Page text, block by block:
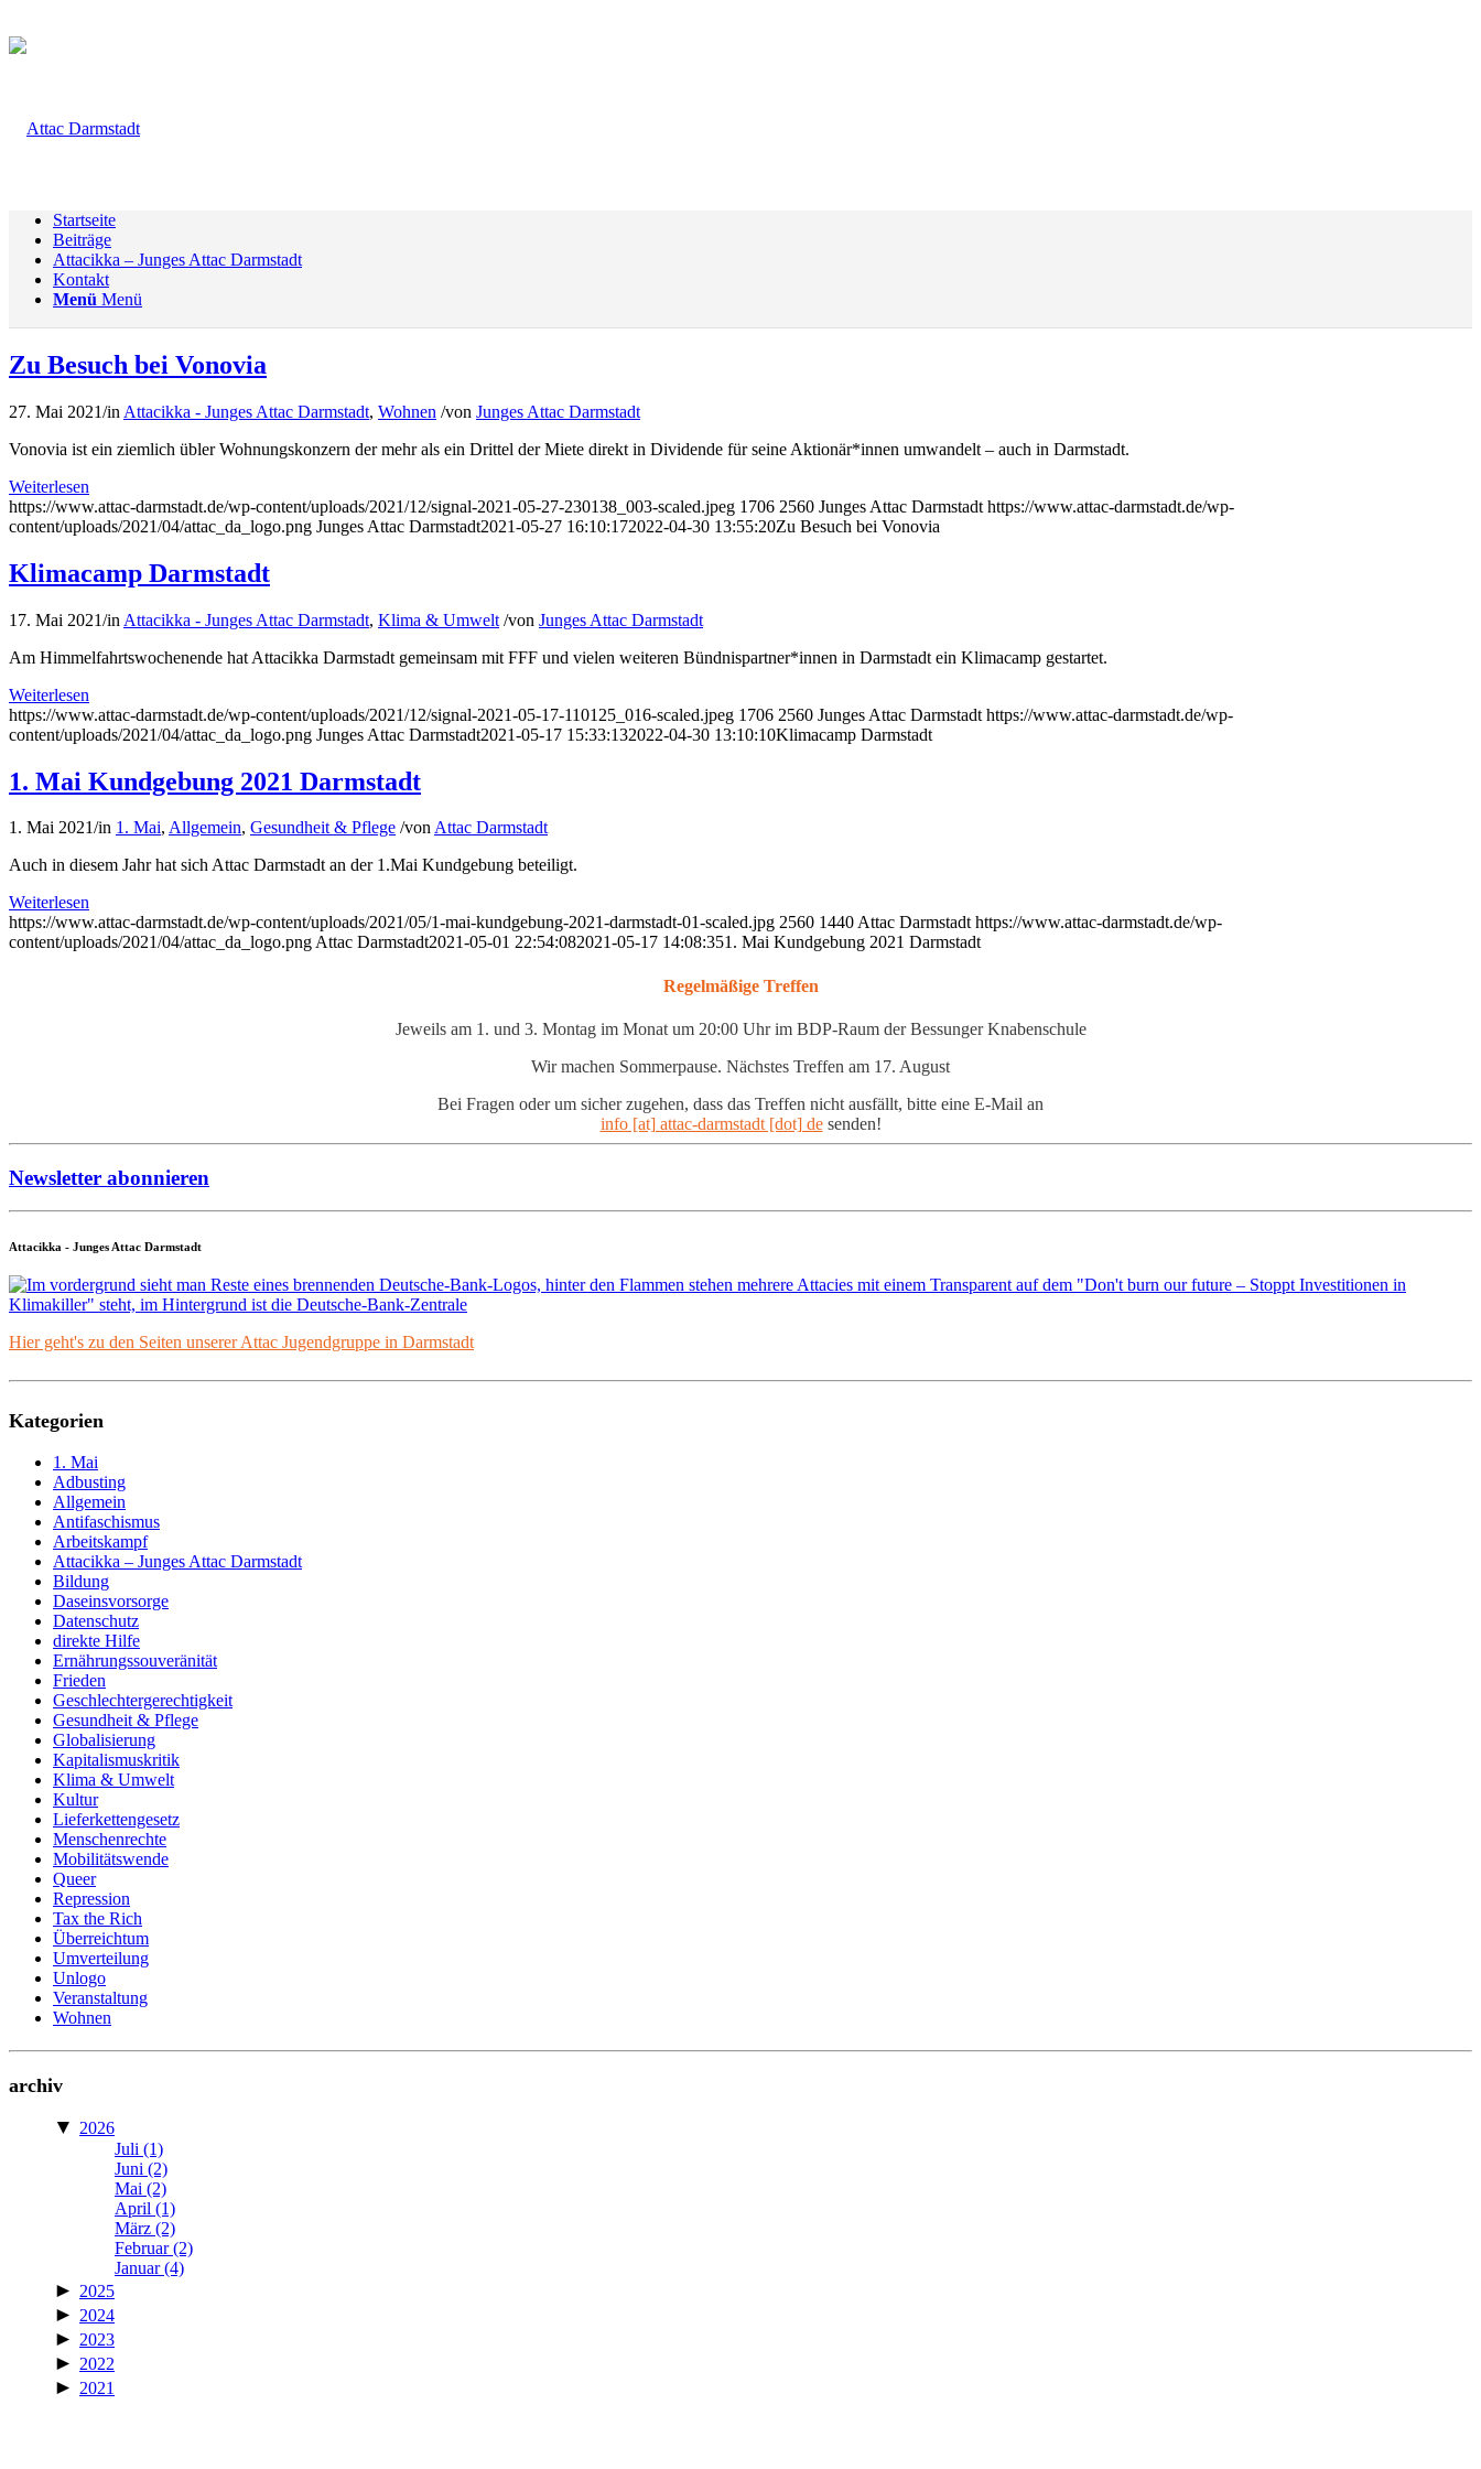
Startseite
Beiträge
Attacikka – Junges Attac Darmstadt
Kontakt
Menü Menü
Zu Besuch bei Vonovia
27. Mai 2021/in Attacikka - Junges Attac Darmstadt, Wohnen /von Junges Attac Darmstadt
Vonovia ist ein ziemlich übler Wohnungskonzern der mehr als ein Drittel der Miete direkt in Dividende für seine Aktionär*innen umwandelt – auch in Darmstadt.
Weiterlesen
https://www.attac-darmstadt.de/wp-content/uploads/2021/12/signal-2021-05-27-230138_003-scaled.jpeg 1706 2560 Junges Attac Darmstadt https://www.attac-darmstadt.de/wp-
content/uploads/2021/04/attac_da_logo.png Junges Attac Darmstadt2021-05-27 16:10:172022-04-30 13:55:20Zu Besuch bei Vonovia
Klimacamp Darmstadt
17. Mai 2021/in Attacikka - Junges Attac Darmstadt, Klima & Umwelt /von Junges Attac Darmstadt
Am Himmelfahrtswochenende hat Attacikka Darmstadt gemeinsam mit FFF und vielen weiteren Bündnispartner*innen in Darmstadt ein Klimacamp gestartet.
Weiterlesen
https://www.attac-darmstadt.de/wp-content/uploads/2021/12/signal-2021-05-17-110125_016-scaled.jpeg 1706 2560 Junges Attac Darmstadt https://www.attac-darmstadt.de/wp-
content/uploads/2021/04/attac_da_logo.png Junges Attac Darmstadt2021-05-17 15:33:132022-04-30 13:10:10Klimacamp Darmstadt
1. Mai Kundgebung 2021 Darmstadt
1. Mai 2021/in 1. Mai, Allgemein, Gesundheit & Pflege /vonAttac Darmstadt
Auch in diesem Jahr hat sich Attac Darmstadt an der 1.Mai Kundgebung beteiligt.
Weiterlesen
https://www.attac-darmstadt.de/wp-content/uploads/2021/05/1-mai-kundgebung-2021-darmstadt-01-scaled.jpg 2560 1440Attac Darmstadt https://www.attac-darmstadt.de/wp-
content/uploads/2021/04/attac_da_logo.pngAttac Darmstadt2021-05-01 22:54:082021-05-17 14:08:351. Mai Kundgebung 2021 Darmstadt
Regelmäßige Treffen
Jeweils am 1. und 3. Montag im Monat um 20:00 Uhr im BDP-Raum der Bessunger Knabenschule
Wir machen Sommerpause. Nächstes Treffen am 17. August
Bei Fragen oder um sicher zugehen, dass das Treffen nicht ausfällt, bitte eine E-Mail an
info [at] attac-darmstadt [dot] desenden!
Newsletter abonnieren
Attacikka - Junges Attac Darmstadt
Hier geht's zu den Seiten unserer Attac Jugendgruppe in Darmstadt
Kategorien
1. Mai
Adbusting
Allgemein
Antifaschismus
Arbeitskampf
Attacikka – Junges Attac Darmstadt
Bildung
Daseinsvorsorge
Datenschutz
direkte Hilfe
Ernährungssouveränität
Frieden
Geschlechtergerechtigkeit
Gesundheit & Pflege
Globalisierung
Kapitalismuskritik
Klima & Umwelt
Kultur
Lieferkettengesetz
Menschenrechte
Mobilitätswende
Queer
Repression
Tax the Rich
Überreichtum
Umverteilung
Unlogo
Veranstaltung
Wohnen
archiv
▼ 2026
Juli (1)
Juni (2)
Mai (2)
April (1)
März (2)
Februar(2)
Januar(4)
► 2025
► 2024
► 2023
► 2022
► 2021